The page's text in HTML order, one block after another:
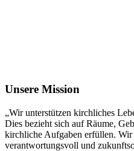
Unsere Mission
„Wir unterstützen kirchliches
Dies bezieht sich auf Räume,
kirchliche Aufgaben erfüllen.
verantwortungsvoll und